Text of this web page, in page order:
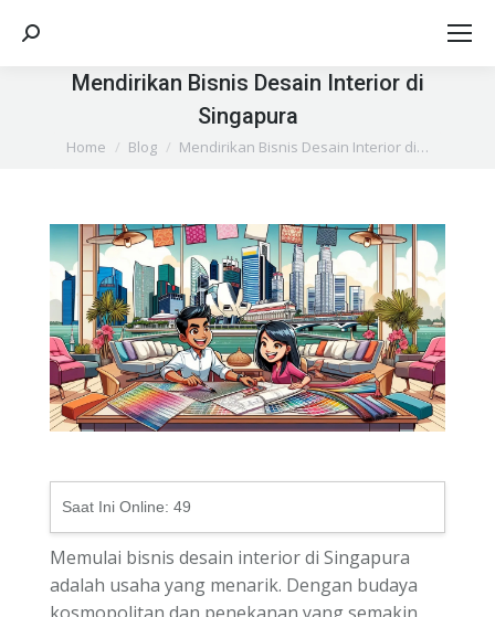
Search:
Mendirikan Bisnis Desain Interior di
Singapura
You are here:
Home Blog Mendirikan Bisnis Desain Interior di…
Saat Ini Online: 49
Memulai bisnis desain interior di Singapura
adalah usaha yang menarik. Dengan budaya